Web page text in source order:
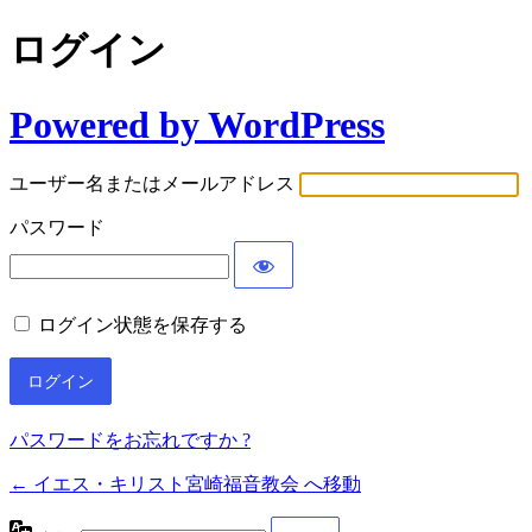
ログイン
Powered by WordPress
ユーザー名またはメールアドレス
パスワード
ログイン状態を保存する
パスワードをお忘れですか ?
← イエス・キリスト宮崎福音教会 へ移動